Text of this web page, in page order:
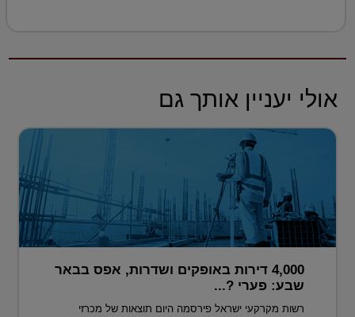
אולי יעניין אותך גם
4,000 דירות באופקים ושדרות, אפס בבאר
שבע: פערי ?...
רשות מקרקעי ישראל פירסמה היום תוצאות של מכרזי